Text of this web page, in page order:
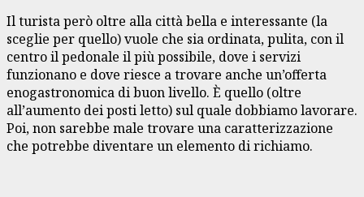
Il turista però oltre alla città bella e interessante (la
sceglie per quello) vuole che sia ordinata, pulita, con il
centro il pedonale il più possibile, dove i servizi
funzionano e dove riesce a trovare anche un’offerta
enogastronomica di buon livello. È quello (oltre
all’aumento dei posti letto) sul quale dobbiamo lavorare.
Poi, non sarebbe male trovare una caratterizzazione
che potrebbe diventare un elemento di richiamo.